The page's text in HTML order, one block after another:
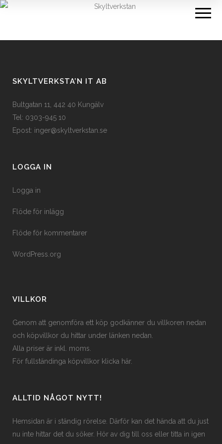
SKYLTVERKSTA’N IT AB
Bultgatan 11, 442 40 Kungälv
Tel: 0303-945 10
Epost: inger@skyltverkstan.se
LOGGA IN
Logga in
Flöde för inlägg
Flöde för kommentarer
WordPress.org
VILLKOR
Genom att genomföra ett köp godkänner du villkoren nedan
och köpvillkor du hittar under länken nedan.
Alla priser är inkl. moms.
För fullständinga köpvillkor klicka här.
ALLTID NÅGOT NYTT!
Hemsidan är i ständig rörelse. Därför kan det hända att du just
nu inte hittar det du söker. Hör av dig till oss eller titta in igen